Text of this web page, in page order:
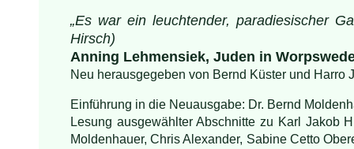
„Es war ein leuchtender, paradiesischer
Hirsch)
Anning Lehmensiek, Juden in
Neu herausgegeben von Bernd Küster und Harro
Einführung in die Neuausgabe: Dr. Bernd
Lesung ausgewählter Abschnitte zu Karl Jakob
Moldenhauer, Chris Alexander, Sabine Cetto